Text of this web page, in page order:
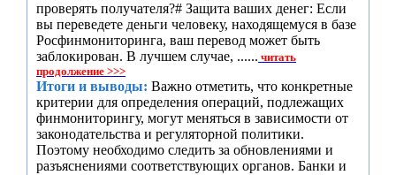
проверять получателя?# Защита ваших денег: Если
вы переведете деньги человеку, находящемуся в базе
Росфинмониторинга, ваш перевод может быть
заблокирован. В лучшем случае, ...... читать
продолжение >>>
Итоги и выводы: Важно отметить, что конкретные
критерии для определения операций, подлежащих
финмониторингу, могут меняться в зависимости от
законодательства и регуляторной политики.
Поэтому необходимо следить за обновлениями и
разъяснениями соответствующих органов. Банки и